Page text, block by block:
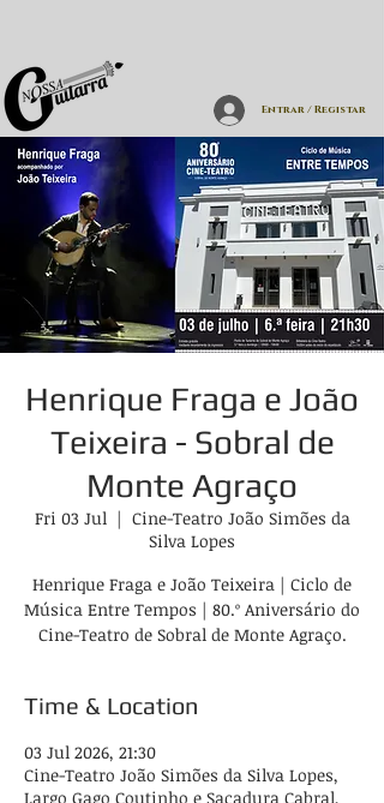
Entrar / Registar
Henrique Fraga e João
Teixeira - Sobral de
Monte Agraço
Fri 03 Jul
  |
Cine-Teatro João Simões da
Silva Lopes
Henrique Fraga e João Teixeira | Ciclo de
Música Entre Tempos | 80.º Aniversário do
Cine-Teatro de Sobral de Monte Agraço.
Time & Location
03 Jul 2026, 21:30
Cine-Teatro João Simões da Silva Lopes,
Largo Gago Coutinho e Sacadura Cabral,